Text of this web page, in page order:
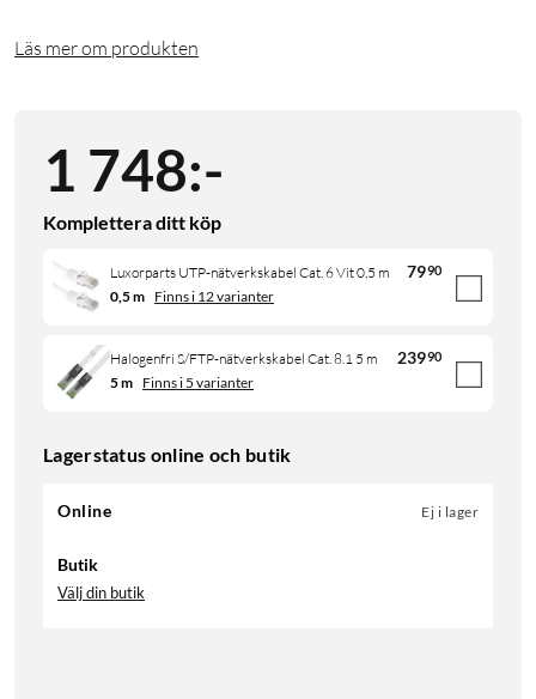
Läs mer om produkten
1 748:-
Komplettera ditt köp
Luxorparts UTP-nätverkskabel Cat. 6 Vit 0,5 m 7990
0,5 m Finns i 12 varianter
Halogenfri S/FTP-nätverkskabel Cat. 8.1 5 m 23990
5 m Finns i 5 varianter
Lagerstatus online och butik
Online Ej i lager
Butik
Välj din butik